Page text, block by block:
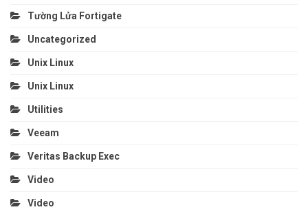
Tường Lửa Fortigate
Uncategorized
Unix Linux
Unix Linux
Utilities
Veeam
Veritas Backup Exec
Video
Video